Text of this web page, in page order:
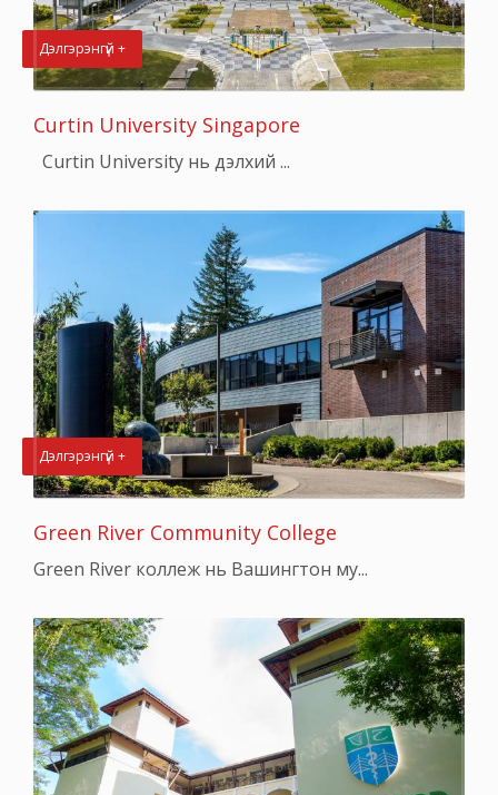
Дэлгэрэнгүй +
Curtin University Singapore
Curtin University нь дэлхий ...
Дэлгэрэнгүй +
Green River Community College
Green River коллеж нь Вашингтон му...